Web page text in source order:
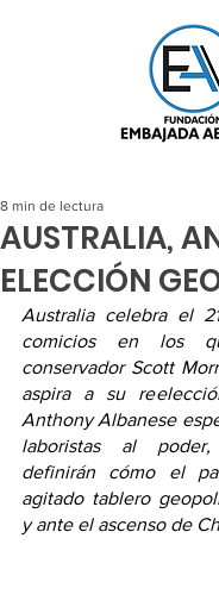
AUSTRALIA,
ELECCIÓN
8 min de lectura
Australia celebra el
comicios en los
conservador Scott
aspira a su
Anthony Albanese
laboristas al
definirán cómo el
agitado tablero
y ante el ascenso de